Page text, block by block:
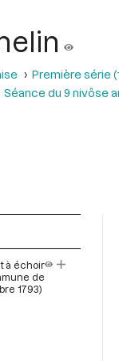
Première série
Séance du 9 nivôse
à échoir
de
1793)